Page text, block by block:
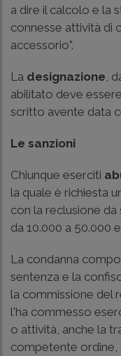
a dire il calcolo e la
connesse attività di
accessorio”.
La designazione ,
abilitato deve
scritto avente data
Le sanzioni
Chiunque eserciti
la quale è richiesta
con la reclusione da
da 10.000 a 50.000
La condanna
sentenza e la
la commissione del
l'ha commesso
o attività, anche la
competente ordine,